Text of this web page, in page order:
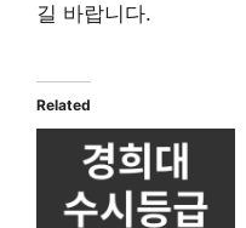
길 바랍니다.
Related